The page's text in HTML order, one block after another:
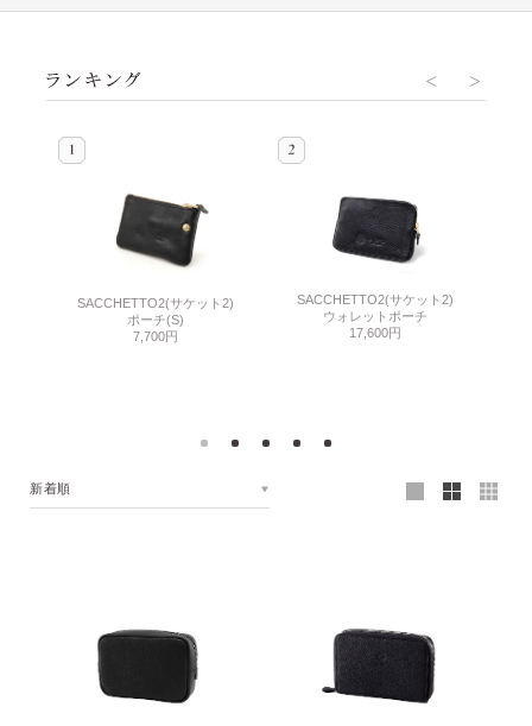
SACCHETTO2(サケット2)
ポーチ(S)
7,700円
SACCHETTO2(サケット2)
ウォレットポーチ
17,600円
新着順